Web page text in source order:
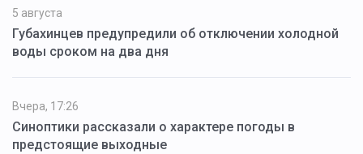
5 августа
Губахинцев предупредили об отключении холодной
воды сроком на два дня
Вчера, 17:26
Синоптики рассказали о характере погоды в
предстоящие выходные